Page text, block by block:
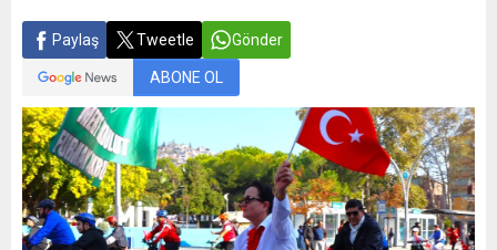
Paylaş Tweetle Gönder
ABONE OL